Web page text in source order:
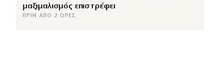
μαξιμαλισμός επιστρέφει
ΠΡΙΝ ΑΠΌ 2 ΏΡΕΣ